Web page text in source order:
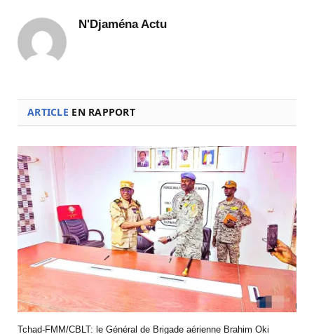
N'Djaména Actu
ARTICLE EN RAPPORT
Tchad-FMM/CBLT: le Général de Brigade aérienne Brahim Oki